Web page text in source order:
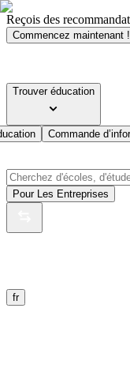
Reçois des
Commencez maintenant !
Trouver éducation
Commande
Pour Les Entreprises
fr